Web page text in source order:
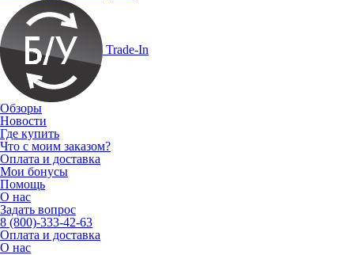
Trade-In
Обзоры
Новости
Где купить
Что с моим заказом?
Оплата и доставка
Мои бонусы
Помощь
О нас
Задать вопрос
8 (800)-333-42-63
Оплата и доставка
О нас